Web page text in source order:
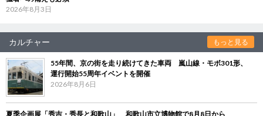
2026年8月3日
カルチャー もっと見る
55年間、京の街を走り続けてきた車両 嵐山線・モボ301形、
運行開始55周年イベントを開催
2026年8月6日
夏季企画展「秀吉・秀長と和歌山」 和歌山市立博物館で8月8日から